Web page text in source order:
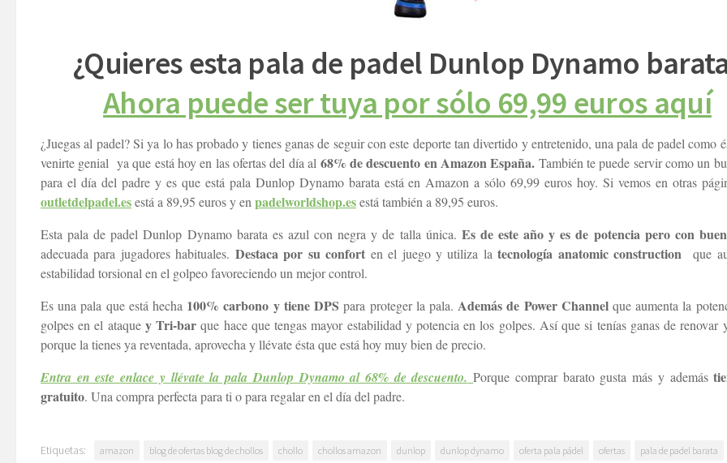
¿Quieres esta pala de padel Dunlop Dynamo
Ahora puede ser tuya por sólo 69,99 euros aquí
¿Juegas al padel? Si ya lo has probado y tienes ganas de seguir con este deporte tan divertido y entretenido, una pala de padel como
venirte genial ya que está hoy en las ofertas del día al 68% de descuento en Amazon España. También te puede servir como un
para el día del padre y es que está pala Dunlop Dynamo barata está en Amazon a sólo 69,99 euros hoy. Si vemos en otras
outletdelpadel.esestá a 89,95 euros y en padelworldshop.esestá también a 89,95 euros.
Esta pala de padel Dunlop Dynamo barata es azul con negra y de talla única. Es de este año y es de potencia pero con
adecuada para jugadores habituales. Destaca por su confort en el juego y utiliza latecnología anatomic constructionque
estabilidad torsional en el golpeo favoreciendo un mejor control.
Es una pala que está hecha 100% carbono y tiene DPS para proteger la pala. Además de Power Channelque aumenta la
golpes en el ataquey Tri-bar que hace que tengas mayor estabilidad y potencia en los golpes. Así que si tenías ganas de renovar
porque la tienes ya reventada, aprovecha y llévate ésta que está hoy muy bien de precio.
Entra en este enlace y llévate la pala Dunlop Dynamo al 68% de descuento. Porque comprar barato gusta más y además
gratuito. Una compra perfecta para ti o para regalar en el día del padre.
Etiquetas: amazon blog de ofertas blog de chollos chollo chollos amazon dunlop dunlop dynamo oferta pala pádel ofertas pala de padel barata